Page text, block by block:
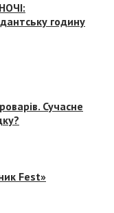
годину
Сучасне
Fest»